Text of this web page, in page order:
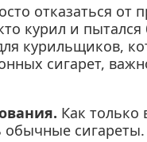
отказаться от
курил и пытался
курильщиков,
сигарет,
Как только
обычные сигареты.